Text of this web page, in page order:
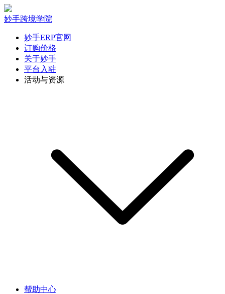
妙手跨境学院
妙手ERP官网
订购价格
关于妙手
平台入驻
活动与资源
帮助中心